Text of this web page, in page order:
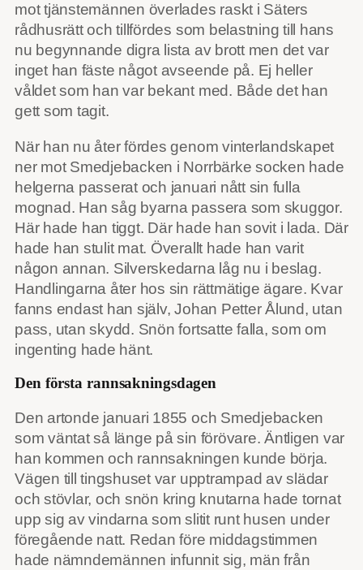
mot tjänstemännen överlades raskt i Säters
rådhusrätt och tillfördes som belastning till hans
nu begynnande digra lista av brott men det var
inget han fäste något avseende på. Ej heller
våldet som han var bekant med. Både det han
gett som tagit.
När han nu åter fördes genom vinterlandskapet
ner mot Smedjebacken i Norrbärke socken hade
helgerna passerat och januari nått sin fulla
mognad. Han såg byarna passera som skuggor.
Här hade han tiggt. Där hade han sovit i lada. Där
hade han stulit mat. Överallt hade han varit
någon annan. Silverskedarna låg nu i beslag.
Handlingarna åter hos sin rättmätige ägare. Kvar
fanns endast han själv, Johan Petter Ålund, utan
pass, utan skydd. Snön fortsatte falla, som om
ingenting hade hänt.
Den första rannsakningsdagen
Den artonde januari 1855 och Smedjebacken
som väntat så länge på sin förövare. Äntligen var
han kommen och rannsakningen kunde börja.
Vägen till tingshuset var upptrampad av slädar
och stövlar, och snön kring knutarna hade tornat
upp sig av vindarna som slitit runt husen under
föregående natt. Redan före middagstimmen
hade nämndemännen infunnit sig, män från